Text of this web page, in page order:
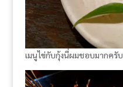
เมนูไข่กับกุ้งนี่ผมชอบมากครับ